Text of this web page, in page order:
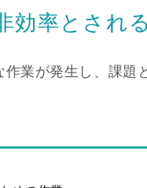
効率とされ
業が発生し、課題